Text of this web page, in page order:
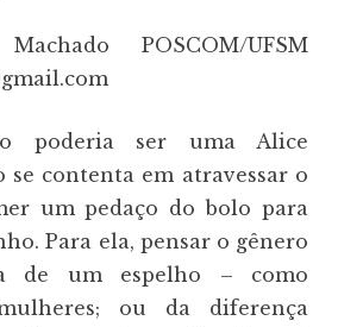
POSCOM/UFSM
poderia ser uma Alice
se contenta em atravessar o
um pedaço do bolo para
Para ela, pensar o gênero
de um espelho – como
ou da diferença